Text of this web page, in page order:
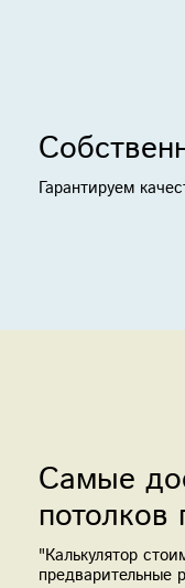
Гарантируем
Cамые
"Калькулятор
предварительные